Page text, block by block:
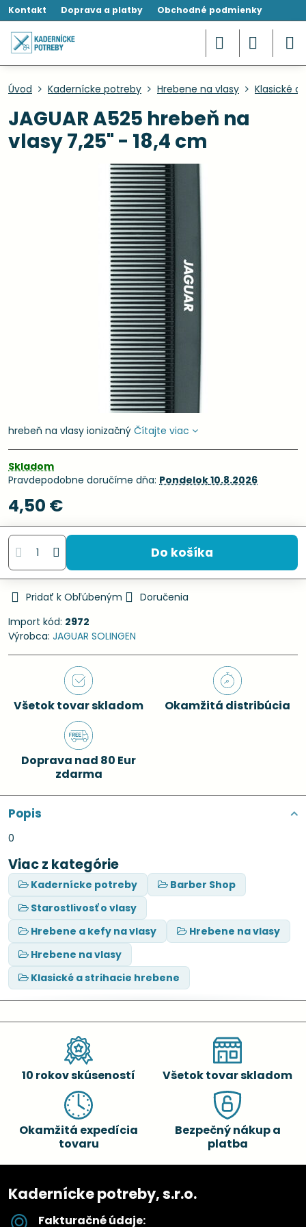
Kontakt Doprava a platby Obchodné podmienky
Úvod Kadernícke potreby Hrebene na vlasy Klasické
JAGUAR A525 hrebeň na
vlasy 7,25" - 18,4 cm
hrebeň na vlasy ionizačný Čítajte viac
Skladom
Pravdepodobne doručíme dňa: Pondelok10.8.2026
4,50 €
Do košíka
Pridať k Obľúbeným
Doručenia
Import kód: 2972
Výrobca: JAGUAR SOLINGEN
Všetok tovar skladom Okamžitá distribúcia
Doprava nad 80 Eur
zdarma
Popis
0
Viac z kategórie
Kadernícke potreby
Barber Shop
Starostlivosť o vlasy
Hrebene a kefy na vlasy
Hrebene na vlasy
Hrebene na vlasy
Klasické a strihacie hrebene
10 rokov skúseností Všetok tovar skladom
Okamžitá expedícia
tovaru
Bezpečný nákup a
platba
Kadernícke potreby, s.r.o.
Fakturačné údaje: